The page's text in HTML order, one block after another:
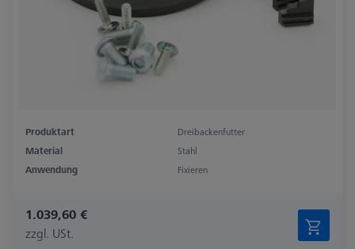
Produktart
Dreibackenfutter
Material
Stahl
Anwendung
Fixieren
1.039,60 €
zzgl. USt.